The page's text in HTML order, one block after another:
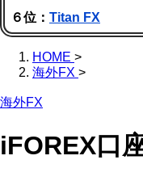
６位： Titan FX
HOME >
海外FX >
海外FX
iFOREX口